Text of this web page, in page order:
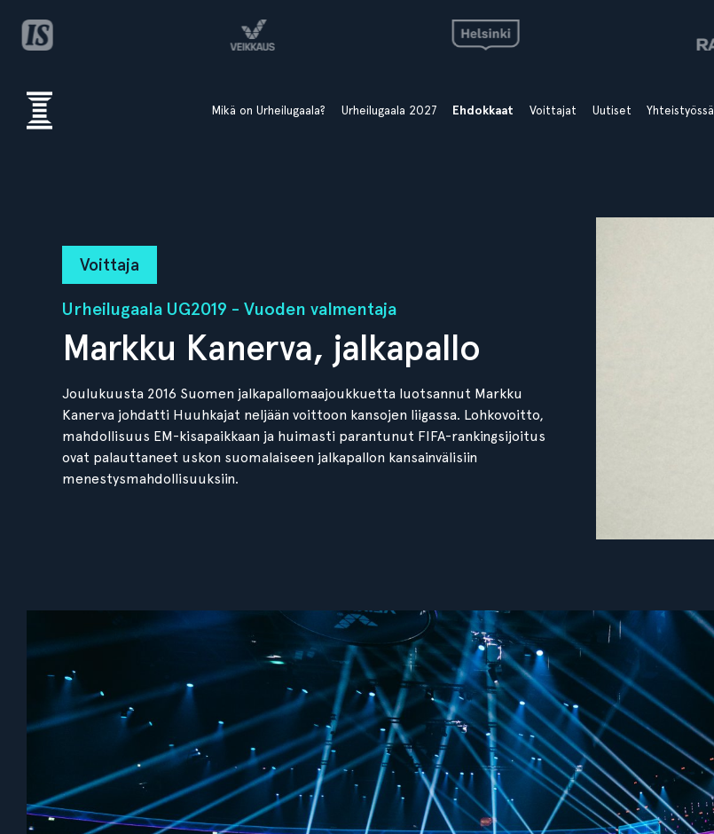
Mikä on Urheilugaala? Urheilugaala 2027 Ehdokkaat Voittajat Uutiset Yhteistyössä
Voittaja
Urheilugaala UG2019 - Vuoden valmentaja
Markku Kanerva, jalkapallo
Joulukuusta 2016 Suomen jalkapallomaajoukkuetta luotsannut Markku
Kanerva johdatti Huuhkajat neljään voittoon kansojen liigassa. Lohkovoitto,
mahdollisuus EM-kisapaikkaan ja huimasti parantunut FIFA-rankingsijoitus
ovat palauttaneet uskon suomalaiseen jalkapallon kansainvälisiin
menestysmahdollisuuksiin.